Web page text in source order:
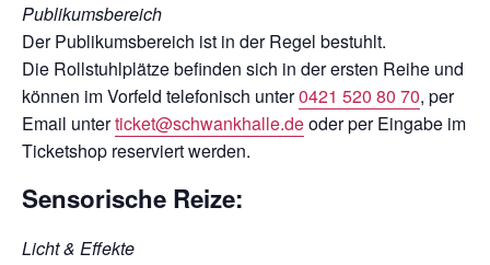
Publikumsbereich
Der Publikumsbereich ist in der Regel bestuhlt.
Die Rollstuhlplätze befinden sich in der ersten Reihe und
können im Vorfeld telefonisch unter0421 520 80 70, per
Email unterticket@schwankhalle.deoder per Eingabe im
Ticketshop reserviert werden.
Sensorische Reize:
Licht & Effekte